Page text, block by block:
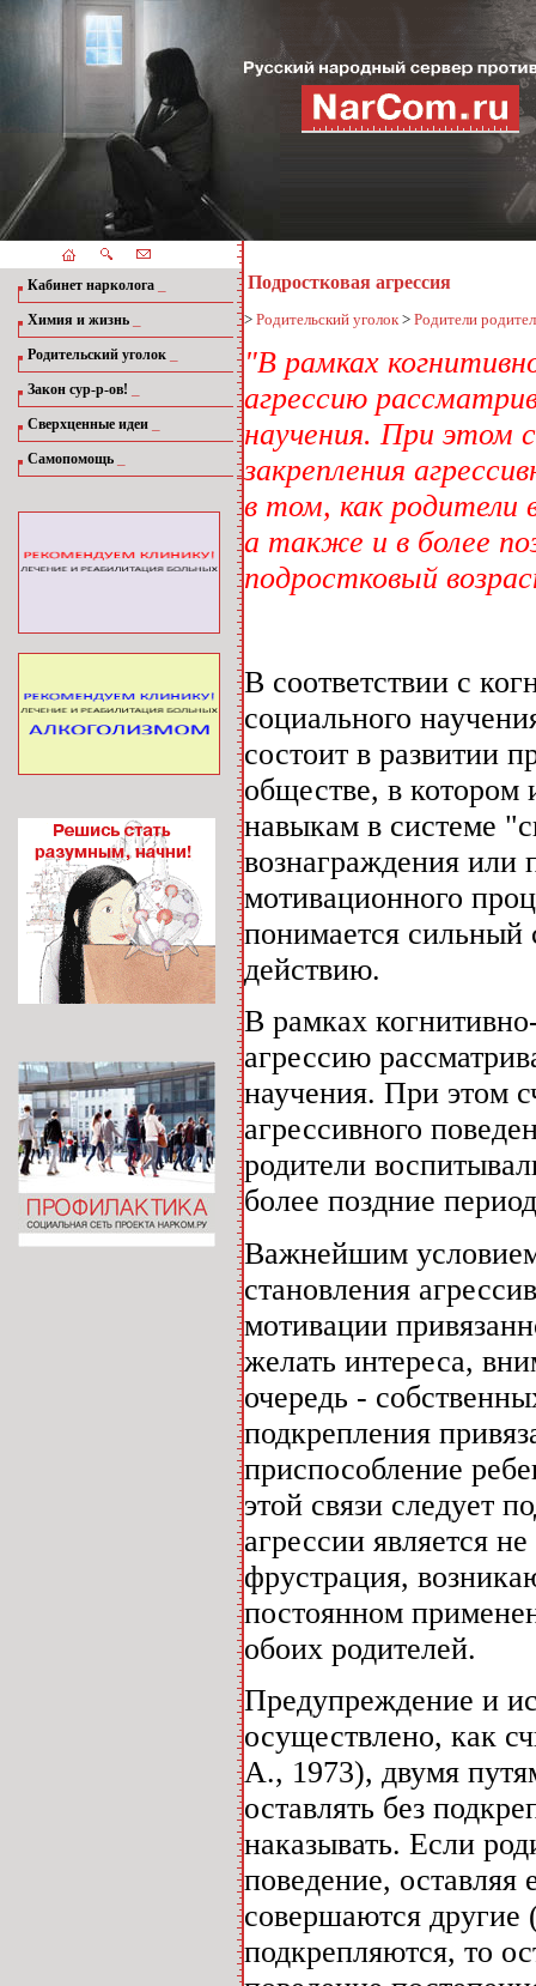
Кабинет нарколога
Химия и жизнь
Родительский уголок
Закон сур-р-ов!
Сверхценные идеи
Самопомощь
Подростковая агрессия
> Родительский уголок> Родители
"В рамках
агрессию
научения. При этом
закрепления
в том, как родители
а также и в более
подростковый
В соответствии с
социального
состоит в развитии
обществе, в
навыкам в системе
вознаграждения или
мотивационного
понимается сильный
действию.
В рамках
агрессию
научения. При этом
агрессивного
родители
более поздние
Важнейшим
становления
мотивации
желать интереса,
очередь -
подкрепления
приспособление
этой связи следует
агрессии является
фрустрация,
постоянном
обоих родителей.
Предупреждение и
осуществлено, как
A., 1973), двумя
оставлять без
наказывать. Если
поведение, оставляя
совершаются другие
подкрепляются, то